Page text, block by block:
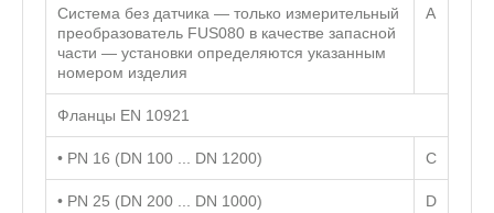
Система без датчика — только измерительный
преобразователь FUS080 в качестве запасной
части — установки определяются указанным
номером изделия
А
Фланцы EN 10921
• PN 16 (DN 100 ... DN 1200) C
• PN 25 (DN 200 ... DN 1000) D